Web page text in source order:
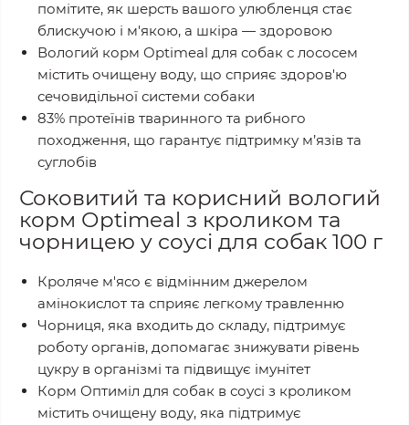
помітите, як шерсть вашого улюбленця стає
блискучою і м'якою, а шкіра — здоровою
Вологий корм Optimeal для собак с лососем
містить очищену воду, що сприяє здоров'ю
сечовидільної системи собаки
83% протеїнів тваринного та рибного
походження, що гарантує підтримку м’язів та
суглобів
Соковитий та корисний вологий
корм Оptimeal з кроликом та
чорницею у соусі для собак 100 г
Кроляче м'ясо є відмінним джерелом
амінокислот та сприяє легкому травленню
Чорниця, яка входить до складу, підтримує
роботу органів, допомагає знижувати рівень
цукру в організмі та підвищує імунітет
Корм Оптиміл для собак в соусі з кроликом
містить очищену воду, яка підтримує